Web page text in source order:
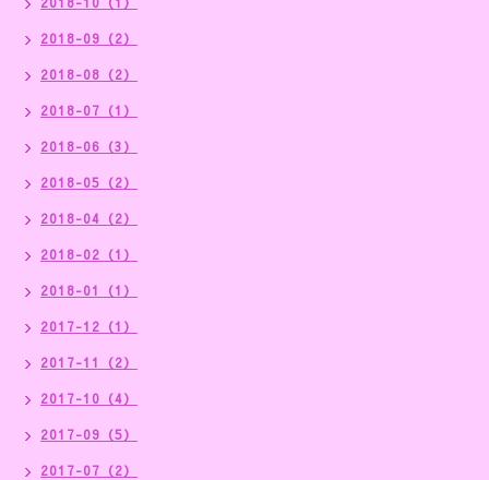
2018-09（2）
2018-08（2）
2018-07（1）
2018-06（3）
2018-05（2）
2018-04（2）
2018-02（1）
2018-01（1）
2017-12（1）
2017-11（2）
2017-10（4）
2017-09（5）
2017-07（2）